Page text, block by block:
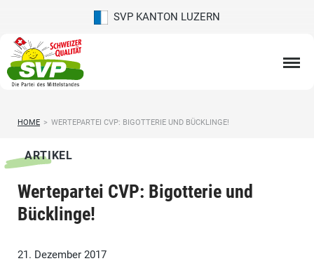
SVP KANTON LUZERN
HOME > WERTEPARTEI CVP: BIGOTTERIE UND BÜCKLINGE!
ARTIKEL
Wertepartei CVP: Bigotterie und
Bücklinge!
21. Dezember 2017